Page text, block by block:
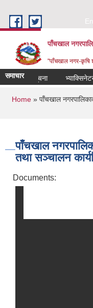
पाँचखाल
"पाँचखाल नगर-कृषि
समाचारसूचना भ्याक्सिनेटर
You are here
Home » पाँचखाल
पाँचखाल
तथा सञ्चालन
Documents: